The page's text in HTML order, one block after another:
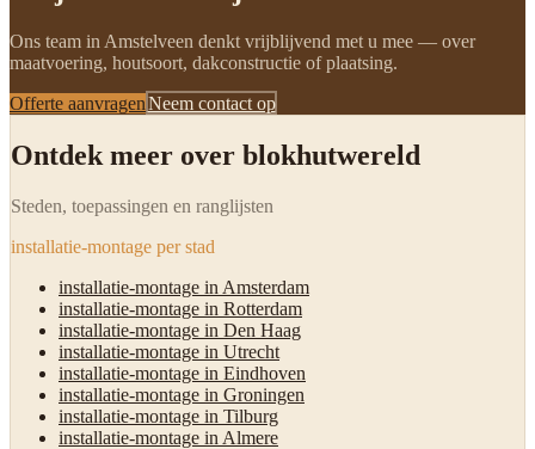
Ons team in Amstelveen denkt vrijblijvend met u mee — over
maatvoering, houtsoort, dakconstructie of plaatsing.
Offerte aanvragenNeem contact op
Ontdek meer over blokhutwereld
Steden, toepassingen en ranglijsten
installatie-montage per stad
installatie-montage in Amsterdam
installatie-montage in Rotterdam
installatie-montage in Den Haag
installatie-montage in Utrecht
installatie-montage in Eindhoven
installatie-montage in Groningen
installatie-montage in Tilburg
installatie-montage in Almere